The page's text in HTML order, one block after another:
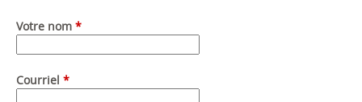
Votre nom *
Courriel *